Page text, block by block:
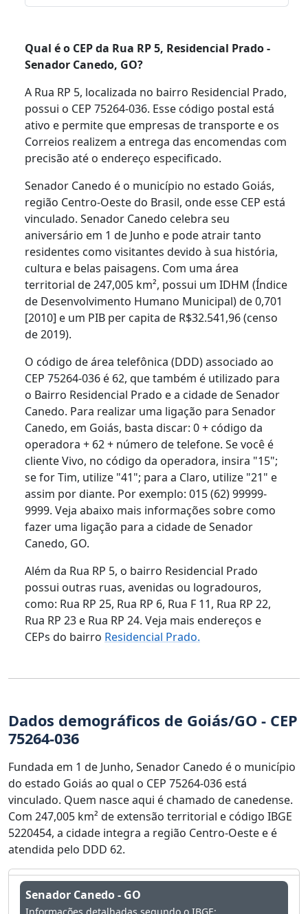
Qual é o CEP da Rua RP 5, Residencial Prado -
Senador Canedo, GO?
A Rua RP 5, localizada no bairro Residencial Prado,
possui o CEP 75264-036. Esse código postal está
ativo e permite que empresas de transporte e os
Correios realizem a entrega das encomendas com
precisão até o endereço especificado.
Senador Canedo é o município no estado Goiás,
região Centro-Oeste do Brasil, onde esse CEP está
vinculado. Senador Canedo celebra seu
aniversário em 1 de Junho e pode atrair tanto
residentes como visitantes devido à sua história,
cultura e belas paisagens. Com uma área
territorial de 247,005 km², possui um IDHM (Índice
de Desenvolvimento Humano Municipal) de 0,701
[2010] e um PIB per capita de R$32.541,96 (censo
de 2019).
O código de área telefônica (DDD) associado ao
CEP 75264-036 é 62, que também é utilizado para
o Bairro Residencial Prado e a cidade de Senador
Canedo. Para realizar uma ligação para Senador
Canedo, em Goiás, basta discar: 0 + código da
operadora + 62 + número de telefone. Se você é
cliente Vivo, no código da operadora, insira "15";
se for Tim, utilize "41"; para a Claro, utilize "21" e
assim por diante. Por exemplo: 015 (62) 99999-
9999. Veja abaixo mais informações sobre como
fazer uma ligação para a cidade de Senador
Canedo, GO.
Além da Rua RP 5, o bairro Residencial Prado
possui outras ruas, avenidas ou logradouros,
como: Rua RP 25, Rua RP 6, Rua F 11, Rua RP 22,
Rua RP 23 e Rua RP 24. Veja mais endereços e
CEPs do bairro Residencial Prado.
Dados demográficos de Goiás/GO - CEP
75264-036
Fundada em 1 de Junho, Senador Canedo é o município
do estado Goiás ao qual o CEP 75264-036 está
vinculado. Quem nasce aqui é chamado de canedense.
Com 247,005 km² de extensão territorial e código IBGE
5220454, a cidade integra a região Centro-Oeste e é
atendida pelo DDD 62.
Senador Canedo - GO